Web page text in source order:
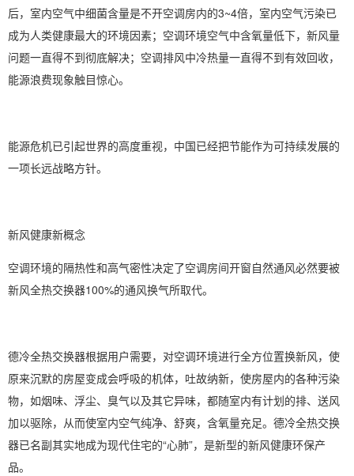
后，室内空气中细菌含量是不开空调房内的3~4倍，室内空气污染已
成为人类健康最大的环境因素；空调环境空气中含氧量低下，新风量
问题一直得不到彻底解决；空调排风中冷热量一直得不到有效回收，
能源浪费现象触目惊心。
能源危机已引起世界的高度重视，中国已经把节能作为可持续发展的
一项长远战略方针。
新风健康新概念
空调环境的隔热性和高气密性决定了空调房间开窗自然通风必然要被
新风全热交换器100%的通风换气所取代。
德冷全热交换器根据用户需要，对空调环境进行全方位置换新风，使
原来沉默的房屋变成会呼吸的机体，吐故纳新，使房屋内的各种污染
物，如烟味、浮尘、臭气以及其它异味，都随室内有计划的排、送风
加以驱除，从而使室内空气纯净、舒爽，含氧量充足。德冷全热交换
器已名副其实地成为现代住宅的“心肺”，是新型的新风健康环保产
品。